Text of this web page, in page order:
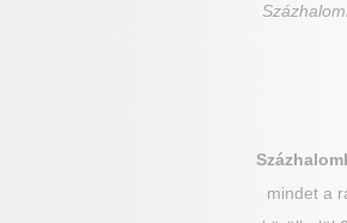
mindet a